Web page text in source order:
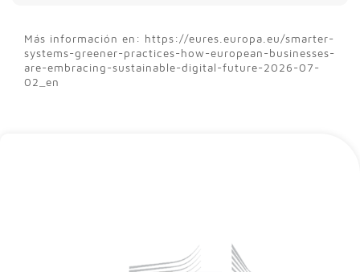
Más información en: https://eures.europa.eu/smarter-
systems-greener-practices-how-european-businesses-
are-embracing-sustainable-digital-future-2026-07-
02_en